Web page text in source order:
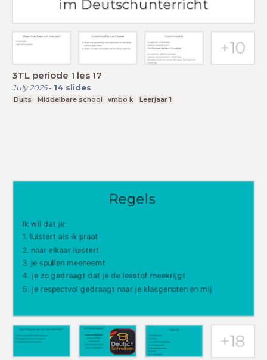
3TL periode 1 les 17
July 2025- 14 slides
Duits Middelbare school vmbo k Leerjaar 1